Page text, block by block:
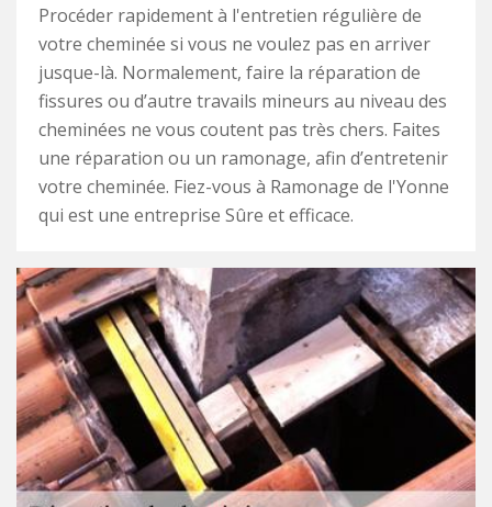
Procéder rapidement à l'entretien régulière de
votre cheminée si vous ne voulez pas en arriver
jusque-là. Normalement, faire la réparation de
fissures ou d’autre travails mineurs au niveau des
cheminées ne vous coutent pas très chers. Faites
une réparation ou un ramonage, afin d’entretenir
votre cheminée. Fiez-vous à Ramonage de l'Yonne
qui est une entreprise Sûre et efficace.